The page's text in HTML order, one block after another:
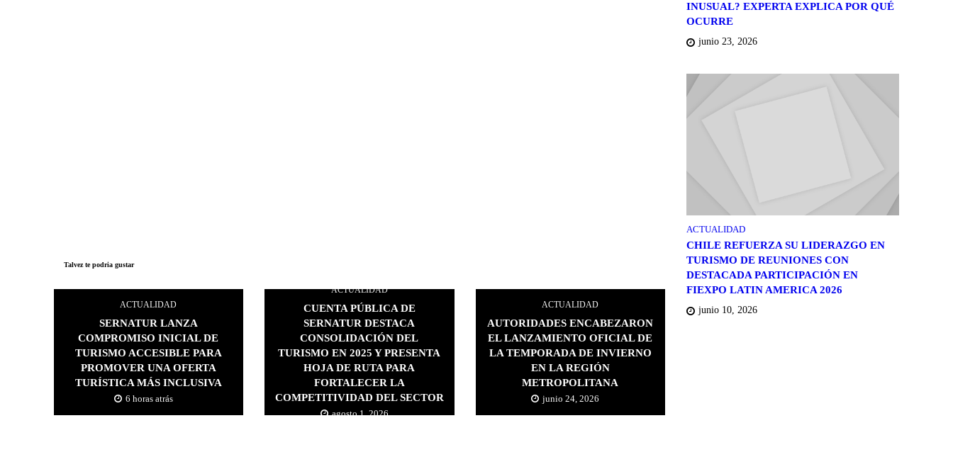
Talvez te podria gustar
ACTUALIDAD
SERNATUR LANZA
COMPROMISO INICIAL DE
TURISMO ACCESIBLE PARA
PROMOVER UNA OFERTA
TURÍSTICA MÁS INCLUSIVA
6 horas atrás
ACTUALIDAD
CUENTA PÚBLICA DE
SERNATUR DESTACA
CONSOLIDACIÓN DEL
TURISMO EN 2025 Y PRESENTA
HOJA DE RUTA PARA
FORTALECER LA
COMPETITIVIDAD DEL SECTOR
agosto 1, 2026
ACTUALIDAD
AUTORIDADES ENCABEZARON
EL LANZAMIENTO OFICIAL DE
LA TEMPORADA DE INVIERNO
EN LA REGIÓN
METROPOLITANA
junio 24, 2026
INUSUAL? EXPERTA EXPLICA POR QUÉ
OCURRE
junio 23, 2026
ACTUALIDAD
CHILE REFUERZA SU LIDERAZGO EN
TURISMO DE REUNIONES CON
DESTACADA PARTICIPACIÓN EN
FIEXPO LATIN AMERICA 2026
junio 10, 2026